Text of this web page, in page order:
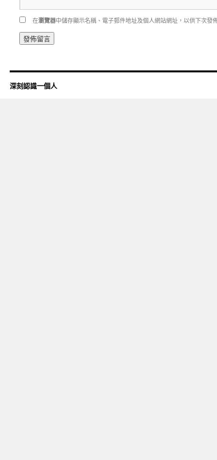
在瀏覽器中儲存顯示名稱、電子郵件地址及個人網站網址，以供下次發
深刻認識一個人